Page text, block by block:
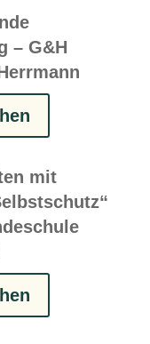
– G&H
mit